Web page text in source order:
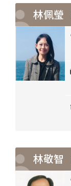
林佩瑩
林敬智